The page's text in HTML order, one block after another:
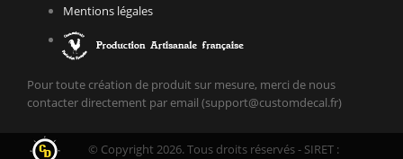
Mentions légales
Pour toute création de produit sur mesure, merci de nous
contacter directement par email (support@customdecal.fr)
© Copyright 2026. Tous droits réservés - SIRET :